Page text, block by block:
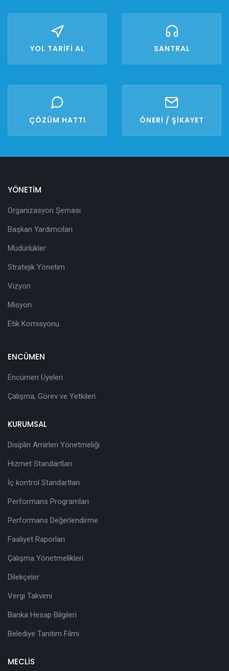
YOL TARİFİ AL SANTRAL
ÇÖZÜM HATTI ÖNERİ / ŞİKAYET
YÖNETİM
Organizasyon Şeması
Başkan Yardımcıları
Müdürlükler
Stratejik Yönetim
Vizyon
Misyon
Etik Komisyonu
ENCÜMEN
Encümen Üyeleri
Çalışma, Görev ve Yetkileri
KURUMSAL
Disiplin Amirleri Yönetmeliği
Hizmet Standartları
İç kontrol Standartları
Performans Programları
Performans Değerlendirme
Faaliyet Raporları
Çalışma Yönetmelikleri
Dilekçeler
Vergi Takvimi
Banka Hesap Bilgileri
Belediye Tanıtım Filmi
MECLİS